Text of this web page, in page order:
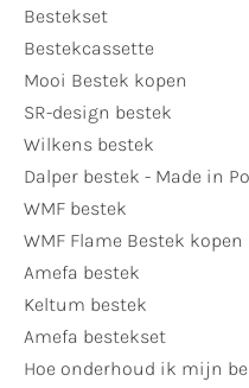
Bestekset
Bestekcassette
Mooi Bestek kopen
SR-design bestek
Wilkens bestek
Dalper bestek - Made in
WMF bestek
WMF Flame Bestek kopen
Amefa bestek
Keltum bestek
Amefa bestekset
Hoe onderhoud ik mijn